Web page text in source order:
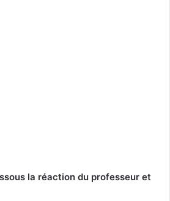
la réaction du professeur et